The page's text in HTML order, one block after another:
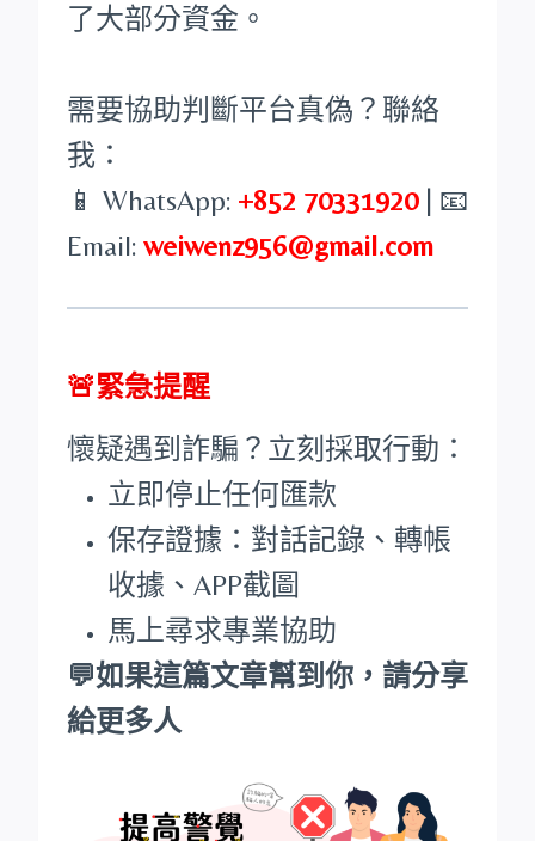
了大部分資金。
需要協助判斷平台真偽？聯絡
我：
📱 WhatsApp: +852 70331920| 📧
Email: weiwenz956@gmail.com
🚨緊急提醒
懷疑遇到詐騙？立刻採取行動：
立即停止任何匯款
保存證據：對話記錄、轉帳
收據、APP截圖
馬上尋求專業協助
💬如果這篇文章幫到你，請分享
給更多人